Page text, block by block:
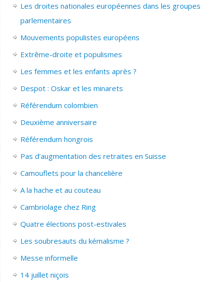
Les droites nationales européennes dans les groupes
parlementaires
Mouvements populistes européens
Extrême-droite et populismes
Les femmes et les enfants après ?
Despot : Oskar et les minarets
Référendum colombien
Deuxième anniversaire
Référendum hongrois
Pas d’augmentation des retraites en Suisse
Camouflets pour la chancelière
A la hache et au couteau
Cambriolage chez Ring
Quatre élections post-estivales
Les soubresauts du kémalisme ?
Messe informelle
14 juillet niçois